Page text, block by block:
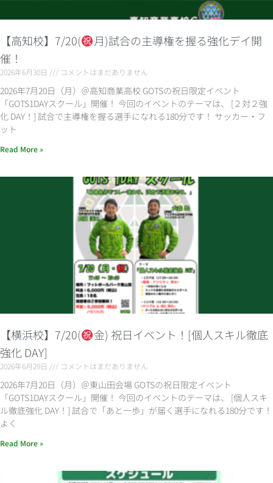
【高知校】7/20(
月)試合の主導権を握る強化デイ開
催！
2026年6月30日 コメントはまだありません
2026年7月20日（月）＠高知商業高校 GOTSの祝日限定イベント
「GOTS1DAYスクール」開催！ 今回のイベントのテーマは、 [２対２強
化 DAY！] 試合で主導権を握る選手になれる180分です！ サッカー・フ
ット
Read More »
【横浜校】7/20(
金) 祝日イベント！[個人スキル徹底
強化 DAY]
2026年6月29日 コメントはまだありません
2026年7月20日（月）＠東山田会場 GOTSの祝日限定イベント
「GOTS1DAYスクール」開催！ 今回のイベントのテーマは、 [個人スキ
ル徹底強化 DAY！] 試合で「あと一歩」が届く選手になれる180分です！
よく
Read More »